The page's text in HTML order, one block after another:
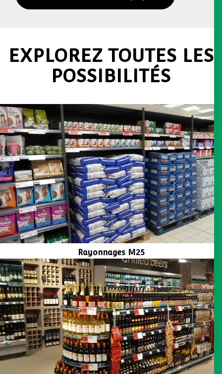
EXPLOREZ TOUTES LES
POSSIBILITÉS
Rayonnages M25